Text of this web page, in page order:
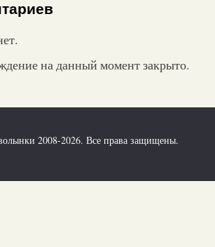
на данный момент закрыто.
2008-2026. Все права защищены.